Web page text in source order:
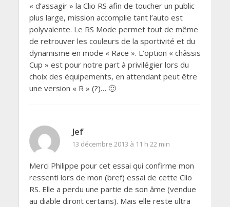
« d’assagir » la Clio RS afin de toucher un public
plus large, mission accomplie tant l’auto est
polyvalente. Le RS Mode permet tout de même
de retrouver les couleurs de la sportivité et du
dynamisme en mode « Race ». L’option « châssis
Cup » est pour notre part à privilégier lors du
choix des équipements, en attendant peut être
une version « R » (?)… 🙂
Jef
13 décembre 2013 à 11 h 22 min
Merci Philippe pour cet essai qui confirme mon
ressenti lors de mon (bref) essai de cette Clio
RS. Elle a perdu une partie de son âme (vendue
au diable diront certains). Mais elle reste ultra